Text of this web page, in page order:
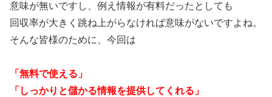
意味が無いですし、例え情報が有料だったとしても
回収率が大きく跳ね上がらなければ意味がないですよね。
そんな皆様のために、今回は
「無料で使える」
「しっかりと儲かる情報を提供してくれる」